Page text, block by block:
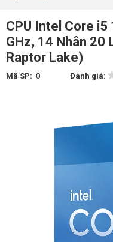
CPU Intel Core i5
GHz, 14 Nhân 20
Raptor Lake)
Mã SP: 0 Đánh giá: